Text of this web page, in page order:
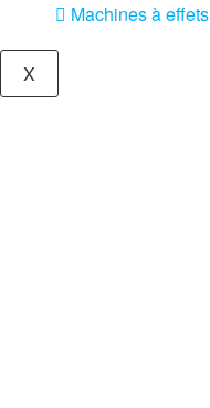
Machines à effets
X